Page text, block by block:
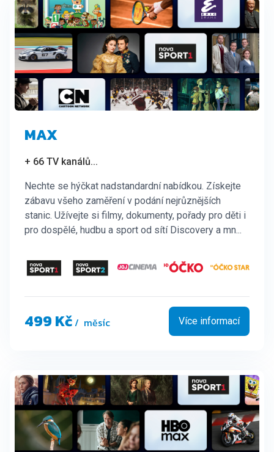
MAX
+ 66 TV kanálů...
Nechte se hýčkat nadstandardní nabídkou. Získejte
zábavu všeho zaměření v podání nejrůznějších
stanic. Užívejte si filmy, dokumenty, pořady pro děti i
pro dospělé, hudbu a sport od sítí Discovery a mn...
499 Kč/ měsíc Více informací